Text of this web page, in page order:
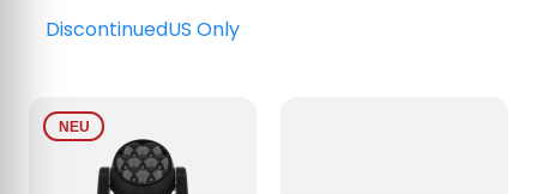
DiscontinuedUS Only
NEU